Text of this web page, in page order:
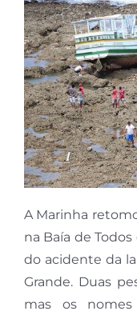
A Marinha
na Baía de
do acidente da
Grande. Duas
mas os